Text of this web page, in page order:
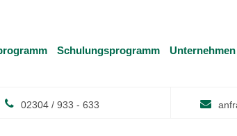
Schulungsprogramm Unternehmen
02304 / 933 - 633